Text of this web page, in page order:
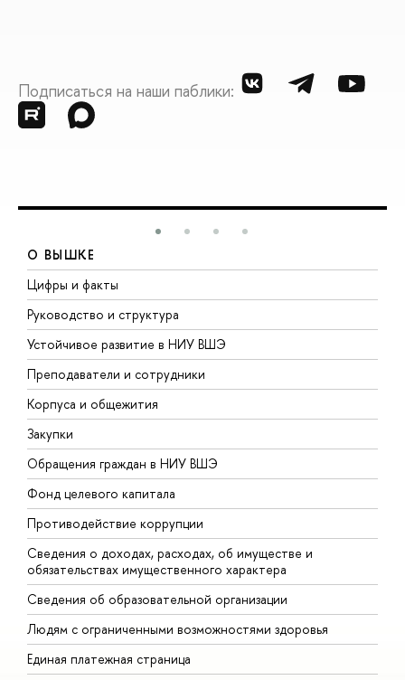
Подписаться на наши паблики:
О ВЫШКЕ
Цифры и факты
Руководство и структура
Устойчивое развитие в НИУ ВШЭ
Преподаватели и сотрудники
Корпуса и общежития
Закупки
Обращения граждан в НИУ ВШЭ
Фонд целевого капитала
Противодействие коррупции
Сведения о доходах, расходах, об имуществе и
обязательствах имущественного характера
Сведения об образовательной организации
Людям с ограниченными возможностями здоровья
Единая платежная страница